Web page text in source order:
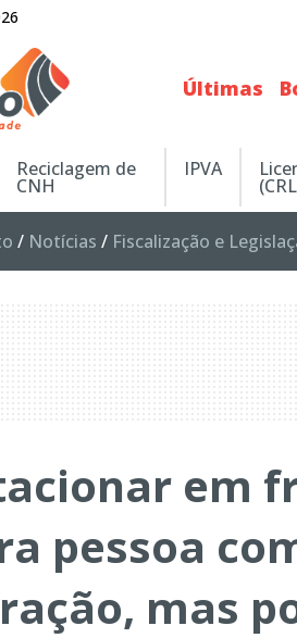
Últimas
Reciclagem de
CNH
IPVA
/ Notícias / Fiscalização e
em
pessoa
mas